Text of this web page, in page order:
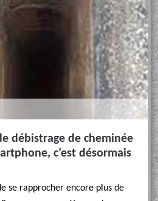
débistrage de cheminée
c’est désormais
se rapprocher encore plus de